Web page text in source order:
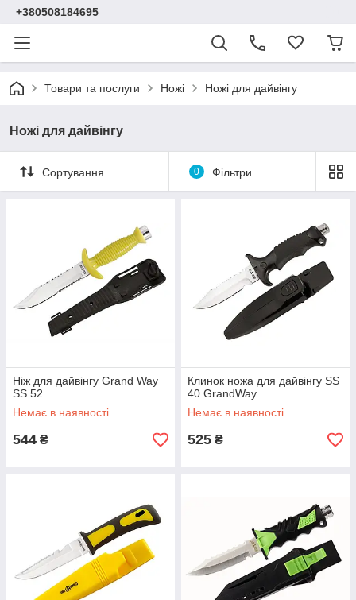
+380508184695
Товари та послуги Ножі Ножі для дайвінгу
Ножі для дайвінгу
Сортування 0 Фільтри
Ніж для дайвінгу Grand Way
SS 52
Немає в наявності
544 ₴
Клинок ножа для дайвінгу SS
40 GrandWay
Немає в наявності
525 ₴